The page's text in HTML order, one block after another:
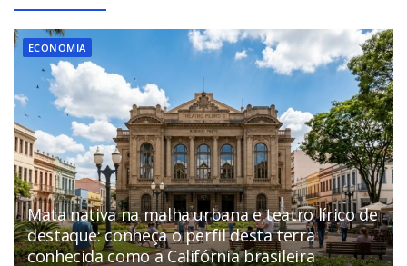
ECONOMIA
Mata nativa na malha urbana e teatro lírico de
destaque: conheça o perfil desta terra
conhecida como a Califórnia brasileira